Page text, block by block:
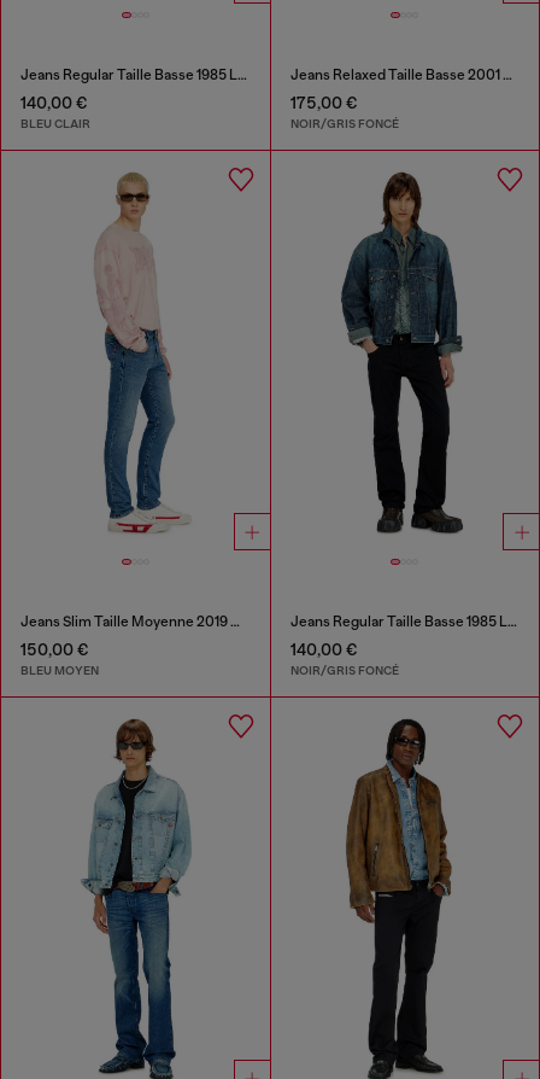
Jeans Regular Taille Basse 1985 Larkee
140,00 €
BLEU CLAIR
Jeans Relaxed Taille Basse 2001 D-Macro
175,00 €
NOIR/GRIS FONCÉ
Jeans Slim Taille Moyenne 2019 D-Strukt
150,00 €
BLEU MOYEN
Jeans Regular Taille Basse 1985 Larkee
140,00 €
NOIR/GRIS FONCÉ